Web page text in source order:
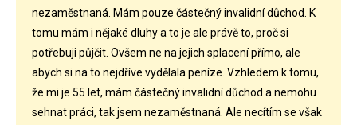
nezaměstnaná. Mám pouze částečný invalidní důchod. K
tomu mám i nějaké dluhy a to je ale právě to, proč si
potřebuji půjčit. Ovšem ne na jejich splacení přímo, ale
abych si na to nejdříve vydělala peníze. Vzhledem k tomu,
že mi je 55 let, mám částečný invalidní důchod a nemohu
sehnat práci, tak jsem nezaměstnaná. Ale necítím se však